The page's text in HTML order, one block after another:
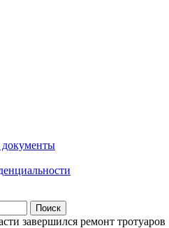
завершился ремонт тротуаров